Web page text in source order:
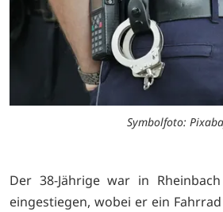
Symbolfoto:
Der 38-Jährige war in
eingestiegen, wobei er ein